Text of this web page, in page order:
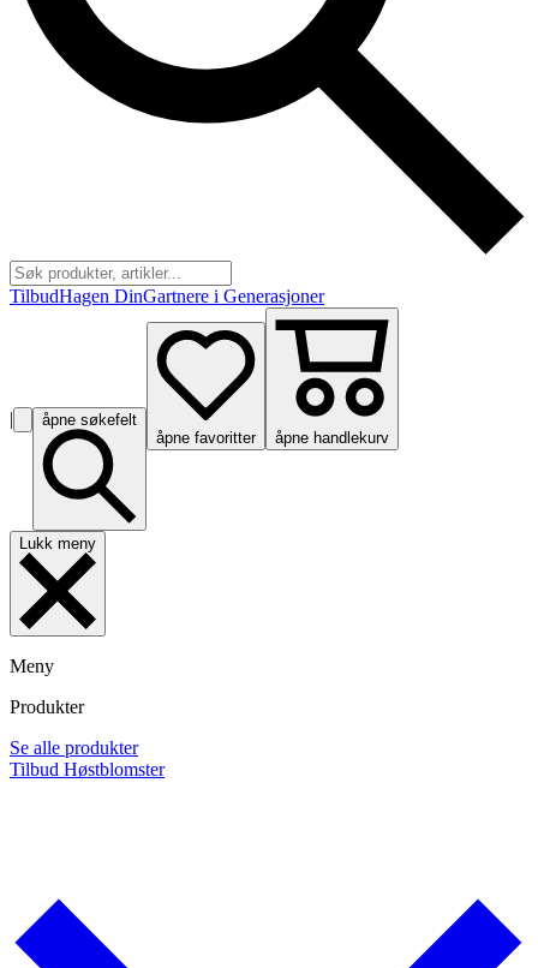
TilbudHagen DinGartnere i Generasjoner
|
åpne søkefelt
åpne favoritter
åpne handlekurv
Lukk meny
Meny
Produkter
Se alle produkter
Tilbud Høstblomster